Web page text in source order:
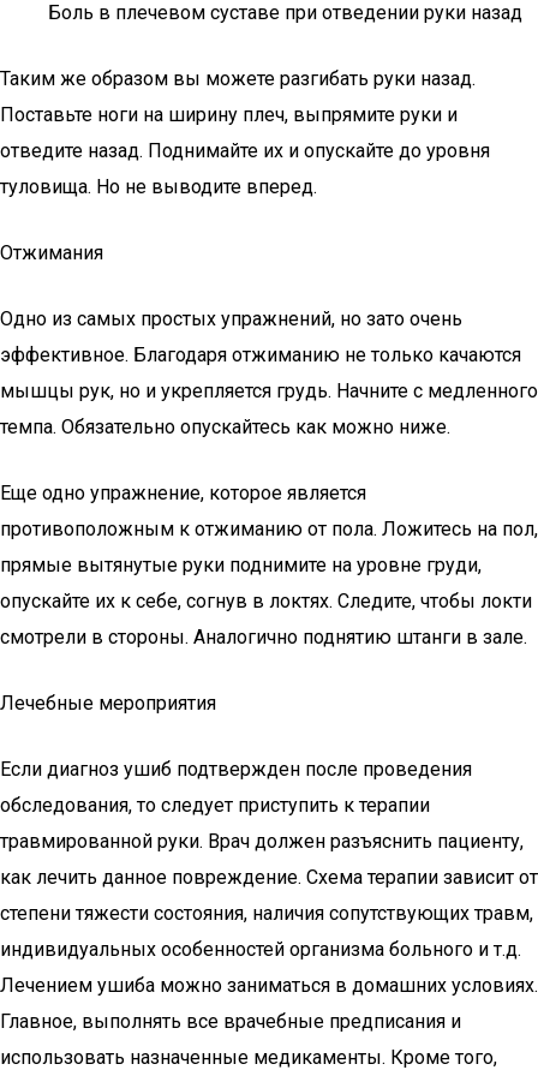
Боль в плечевом суставе при отведении руки назад
Таким же образом вы можете разгибать руки назад.
Поставьте ноги на ширину плеч, выпрямите руки и
отведите назад. Поднимайте их и опускайте до уровня
туловища. Но не выводите вперед.
Отжимания
Одно из самых простых упражнений, но зато очень
эффективное. Благодаря отжиманию не только качаются
мышцы рук, но и укрепляется грудь. Начните с медленного
темпа. Обязательно опускайтесь как можно ниже.
Еще одно упражнение, которое является
противоположным к отжиманию от пола. Ложитесь на пол,
прямые вытянутые руки поднимите на уровне груди,
опускайте их к себе, согнув в локтях. Следите, чтобы локти
смотрели в стороны. Аналогично поднятию штанги в зале.
Лечебные мероприятия
Если диагноз ушиб подтвержден после проведения
обследования, то следует приступить к терапии
травмированной руки. Врач должен разъяснить пациенту,
как лечить данное повреждение. Схема терапии зависит от
степени тяжести состояния, наличия сопутствующих травм,
индивидуальных особенностей организма больного и т.д.
Лечением ушиба можно заниматься в домашних условиях.
Главное, выполнять все врачебные предписания и
использовать назначенные медикаменты. Кроме того,